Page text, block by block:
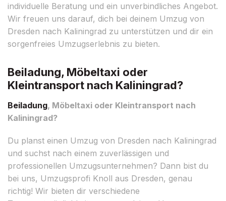
individuelle Beratung und ein unverbindliches Angebot.
Wir freuen uns darauf, dich bei deinem Umzug von
Dresden nach Kaliningrad zu unterstützen und dir ein
sorgenfreies Umzugserlebnis zu bieten.
Beiladung, Möbeltaxi oder
Kleintransport nach Kaliningrad?
Beiladung, Möbeltaxi oder Kleintransport nach
Kaliningrad?
Du planst einen Umzug von Dresden nach Kaliningrad
und suchst nach einem zuverlässigen und
professionellen Umzugsunternehmen? Dann bist du
bei uns, Umzugsprofi Knoll aus Dresden, genau
richtig! Wir bieten dir verschiedene